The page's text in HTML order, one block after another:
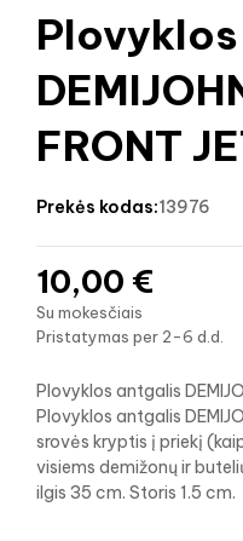
FRONT
prekės kodas:13976
10,00 €
Su mokesčiais
Pristatymas per 2-6 d.d.
Plovyklos antgalis
Plovyklos antgalis
srovės kryptis į priekį
visiems demižonų ir
ilgis 35 cm. Storis 1.5 cm.